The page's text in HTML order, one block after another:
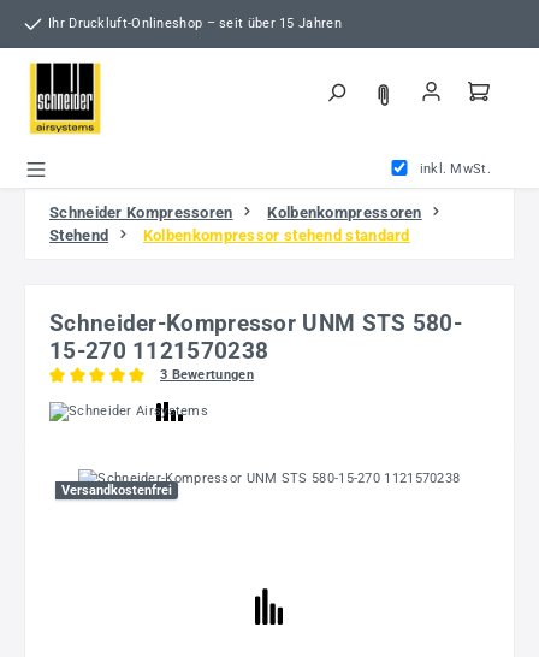
Zum Hauptinhalt springen
Ihr Druckluft-Onlineshop – seit über 15 Jahren
inkl. MwSt.
Schneider Kompressoren
Kolbenkompressoren
Stehend
Kolbenkompressor stehend standard
Schneider-Kompressor UNM STS 580-
15-270 1121570238
Durchschnittliche Bewertung von 5 von 5 Sternen
3 Bewertungen
Bildergalerie überspringen
Versandkostenfrei